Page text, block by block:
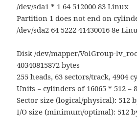
/dev/sda1 * 1 64 512000 83 Linux
Partition 1 does not end on
/dev/sda2 64 5222 41430016 8e
Disk /dev/mapper/VolGroup-
40340815872 bytes
255 heads, 63 sectors/track, 4904
Units = cylinders of 16065 * 512 =
Sector size (logical/physical): 512
I/O size (minimum/optimal): 512